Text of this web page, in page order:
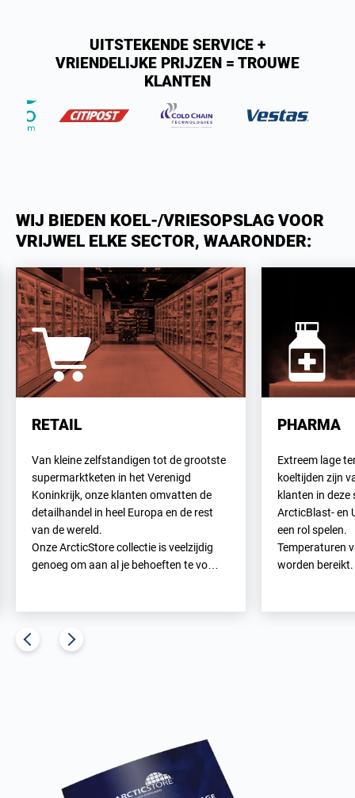
UITSTEKENDE SERVICE +
VRIENDELIJKE PRIJZEN = TROUWE
KLANTEN
WIJ BIEDEN KOEL-/VRIESOPSLAG VOOR
VRIJWEL ELKE SECTOR, WAARONDER:
RETAIL
Van kleine zelfstandigen tot de grootste
supermarktketen in het Verenigd
Koninkrijk, onze klanten omvatten de
detailhandel in heel Europa en de rest
van de wereld.
Onze ArcticStore collectie is veelzijdig
genoeg om aan al je behoeften te vo…
PHARMA
Extreem lage
koeltijden zijn
klanten in deze
ArcticBlast- en
een rol spelen.
Temperaturen
worden bereikt.